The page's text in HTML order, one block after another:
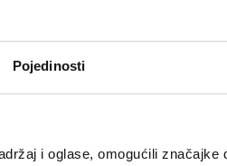
Pojedinosti
i oglase, omogućili značajke
više godina, konkretno